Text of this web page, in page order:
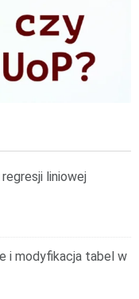
liniowej
i modyfikacja tabel w